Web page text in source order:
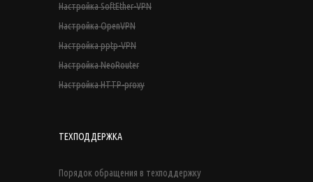
Настройка SoftEther-VPN
Настройка OpenVPN
Настройка pptp-VPN
Настройка NeoRouter
Настройка HTTP-proxy
ТЕХПОДДЕРЖКА
Порядок обращения в техподдержку